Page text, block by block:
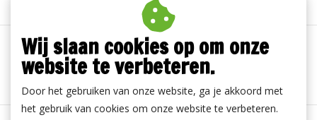
Wij slaan cookies op om onze
website te verbeteren.
Door het gebruiken van onze website, ga je akkoord met
het gebruik van cookies om onze website te verbeteren.